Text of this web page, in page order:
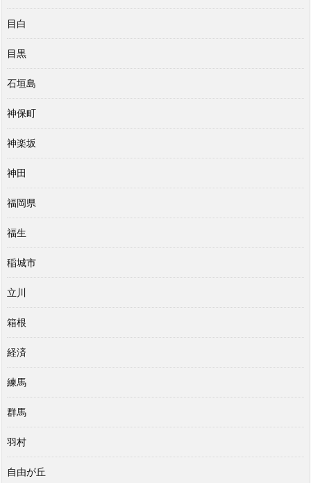
目白
目黒
石垣島
神保町
神楽坂
神田
福岡県
福生
稲城市
立川
箱根
経済
練馬
群馬
羽村
自由が丘